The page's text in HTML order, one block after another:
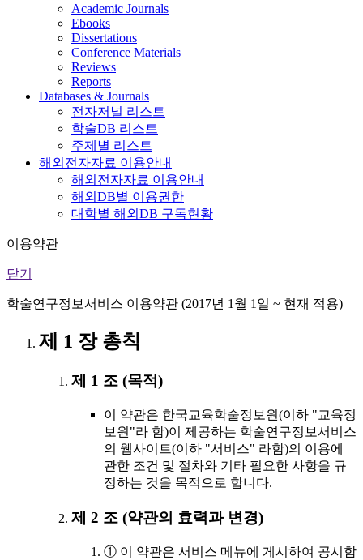
Academic Journals
Ebooks
Dissertations
Conference Materials
Reviews
Reports
Databases & Journals
전자저널 리스트
학술DB 리스트
주제별 리스트
해외전자자료 이용안내
해외전자자료 이용안내
해외DB별 이용권한
대학별 해외DB 구독현황
이용약관
닫기
학술연구정보서비스 이용약관 (2017년 1월 1일 ~ 현재 적용)
제 1 장 총칙
제 1 조 (목적)
이 약관은 한국교육학술정보원(이하 "교육정
보원"라 함)이 제공하는 학술연구정보서비스
의 웹사이트(이하 "서비스" 라함)의 이용에
관한 조건 및 절차와 기타 필요한 사항을 규
정하는 것을 목적으로 합니다.
제 2 조 (약관의 효력과 변경)
① 이 약관은 서비스 메뉴에 게시하여 공시함